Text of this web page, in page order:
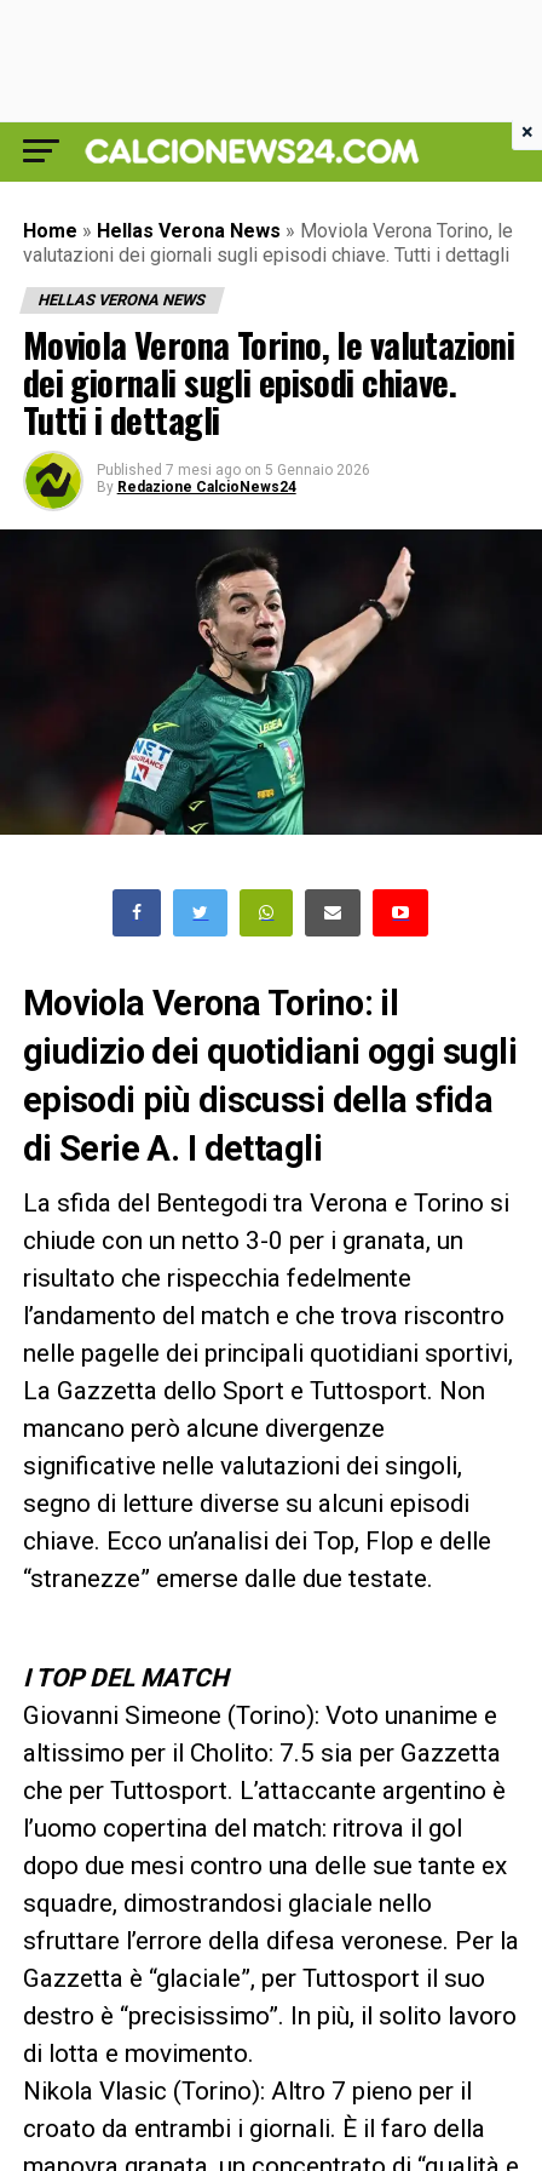
Home » Hellas Verona News » Moviola Verona Torino, le
valutazioni dei giornali sugli episodi chiave. Tutti i dettagli
HELLAS VERONA NEWS
Moviola Verona Torino, le valutazioni
dei giornali sugli episodi chiave.
Tutti i dettagli
Published 7 mesi ago on 5 Gennaio 2026
By Redazione CalcioNews24
Moviola Verona Torino: il
giudizio dei quotidiani oggi sugli
episodi più discussi della sfida
di Serie A. I dettagli
La sfida del Bentegodi tra Verona e Torino si
chiude con un netto 3-0 per i granata, un
risultato che rispecchia fedelmente
l’andamento del match e che trova riscontro
nelle pagelle dei principali quotidiani sportivi,
La Gazzetta dello Sport e Tuttosport. Non
mancano però alcune divergenze
significative nelle valutazioni dei singoli,
segno di letture diverse su alcuni episodi
chiave. Ecco un’analisi dei Top, Flop e delle
“stranezze” emerse dalle due testate.
I TOP DEL MATCH
Giovanni Simeone (Torino): Voto unanime e
altissimo per il Cholito: 7.5 sia per Gazzetta
che per Tuttosport. L’attaccante argentino è
l’uomo copertina del match: ritrova il gol
dopo due mesi contro una delle sue tante ex
squadre, dimostrandosi glaciale nello
sfruttare l’errore della difesa veronese. Per la
Gazzetta è “glaciale”, per Tuttosport il suo
destro è “precisissimo”. In più, il solito lavoro
di lotta e movimento.
Nikola Vlasic (Torino): Altro 7 pieno per il
croato da entrambi i giornali. È il faro della
×